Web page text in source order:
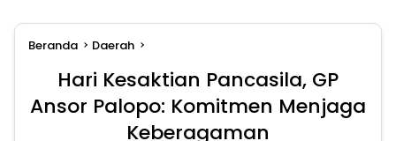
Beranda Daerah
Hari Kesaktian Pancasila, GP
Ansor Palopo: Komitmen Menjaga
Keberagaman